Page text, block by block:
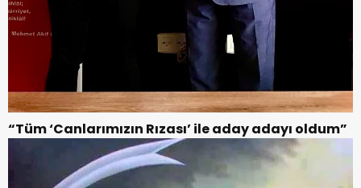
“Tüm ‘Canlarımızın Rızası’ ile aday adayı oldum”